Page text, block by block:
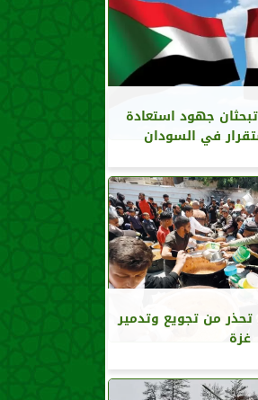
جهود استعادة
في السودان
تحذر من تجويع وتدمير
غزة